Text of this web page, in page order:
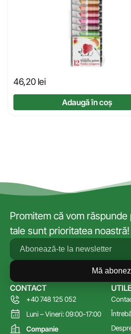
46,20 lei
Adaugă în coș
Promitem că vom
tale sunt prioritatea noastră!
Mă abonez
CONTACT
+40 748 125 052
Luni – Vineri: 09:00-17:00
Companie